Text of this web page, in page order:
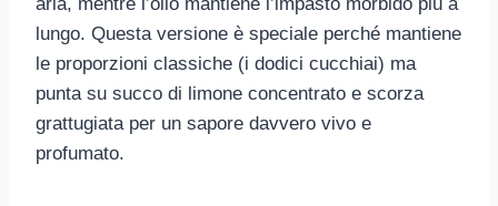
lungo. Questa versione è speciale perché mantiene
le proporzioni classiche (i dodici cucchiai) ma
punta su succo di limone concentrato e scorza
grattugiata per un sapore davvero vivo e
profumato.